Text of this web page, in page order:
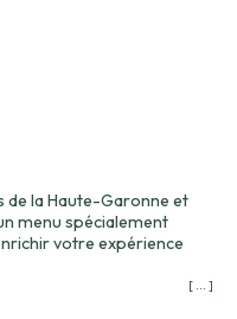
de la Haute-Garonne et
menu spécialement
votre expérience
[ ... ]